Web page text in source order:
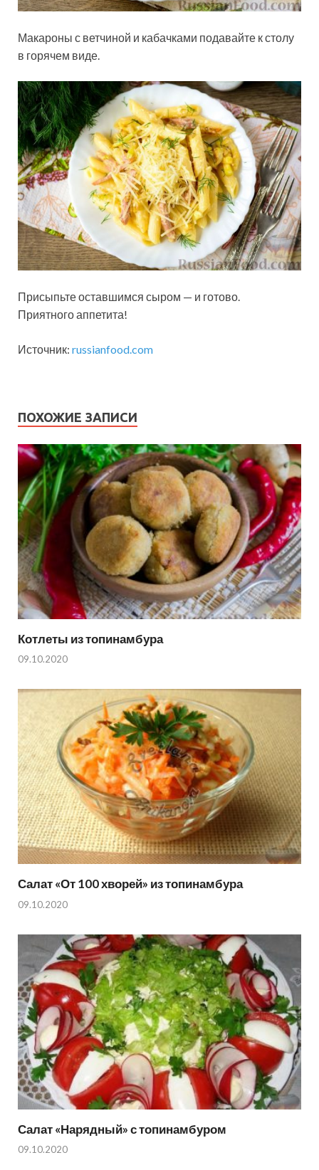
Макароны с ветчиной и кабачками подавайте к столу
в горячем виде.
Присыпьте оставшимся сыром — и готово.
Приятного аппетита!
Источник: russianfood.com
ПОХОЖИЕ ЗАПИСИ
Котлеты из топинамбура
09.10.2020
Салат «От 100 хворей» из топинамбура
09.10.2020
Салат «Нарядный» с топинамбуром
09.10.2020